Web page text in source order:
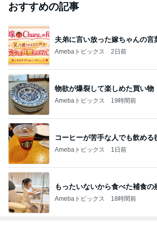
おすすめの記事
夫弟に言い放った嫁ちゃんの言
Amebaトピックス 2日前
物欲が爆裂して楽しめた買い物
Amebaトピックス 19時間前
コーヒーが苦手な人でも飲める
Amebaトピックス 1日前
もったいないから食べた補食の
Amebaトピックス 18時間前